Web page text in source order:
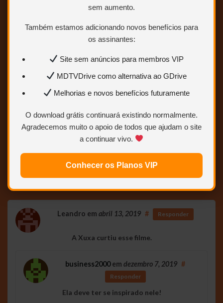
sem aumento.
Também estamos adicionando novos benefícios para
os assinantes:
Site sem anúncios para membros VIP
MDTVDrive como alternativa ao GDrive
Melhorias e novos benefícios futuramente
O download grátis continuará existindo normalmente.
Agradecemos muito o apoio de todos que ajudam o site
a continuar vivo.
Conhecer os Planos VIP
24 comentários
Leandro em abril 13, 2019 # Responder
A Xuxa curtiu esse filme.
business2000em dezembro 7, 2019 #
Responder
Ela deve ter se inspirado nele!